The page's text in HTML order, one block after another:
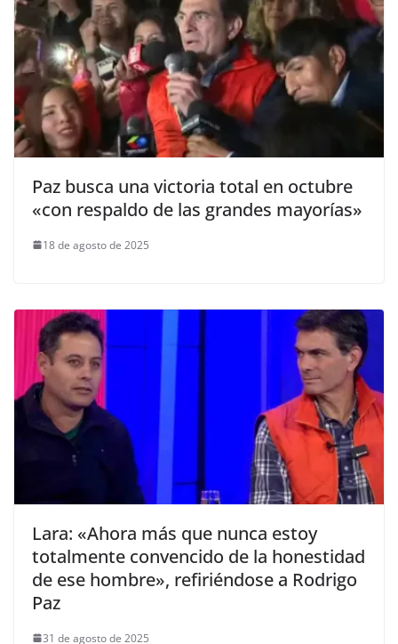
Paz busca una victoria total en octubre
«con respaldo de las grandes mayorías»
18 de agosto de 2025
Lara: «Ahora más que nunca estoy
totalmente convencido de la honestidad
de ese hombre», refiriéndose a Rodrigo
Paz
31 de agosto de 2025